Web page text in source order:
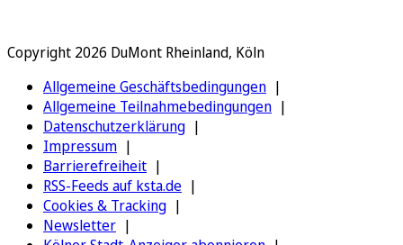
Copyright 2026 DuMont Rheinland, Köln
Allgemeine Geschäftsbedingungen
Allgemeine Teilnahmebedingungen
Datenschutzerklärung
Impressum
Barrierefreiheit
RSS-Feeds auf ksta.de
Cookies & Tracking
Newsletter